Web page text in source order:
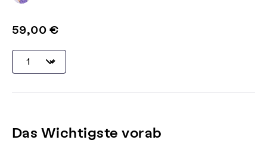
59,00 €
Das Wichtigste vorab